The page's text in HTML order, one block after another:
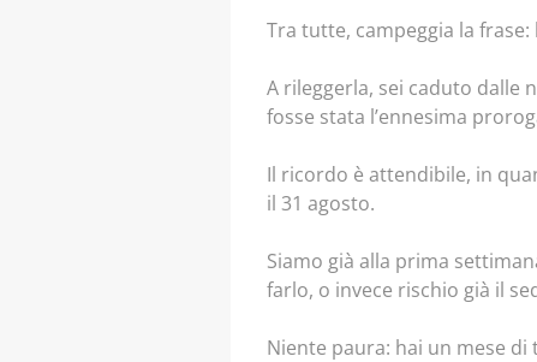
Tra tutte, campeggia la
A rileggerla, sei caduto dalle
fosse stata l’ennesima
Il ricordo è attendibile, in
il 31 agosto.
Siamo già alla prima
farlo, o invece rischio già il
Niente paura: hai un mese